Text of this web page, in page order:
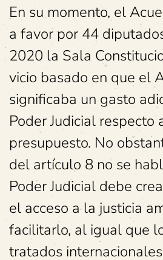
En su momento, el
a favor por 44
2020 la Sala
vicio basado en que el
significaba un gasto
Poder Judicial respecto
presupuesto. No
del artículo 8 no se
Poder Judicial debe
el acceso a la justicia
facilitarlo, al igual que
tratados